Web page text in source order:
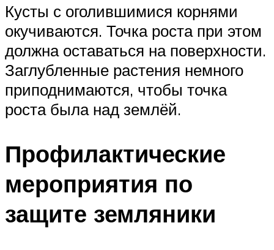
Кусты с оголившимися корнями
окучиваются. Точка роста при этом
должна оставаться на поверхности.
Заглубленные растения немного
приподнимаются, чтобы точка
роста была над землёй.
Профилактические
мероприятия по
защите земляники